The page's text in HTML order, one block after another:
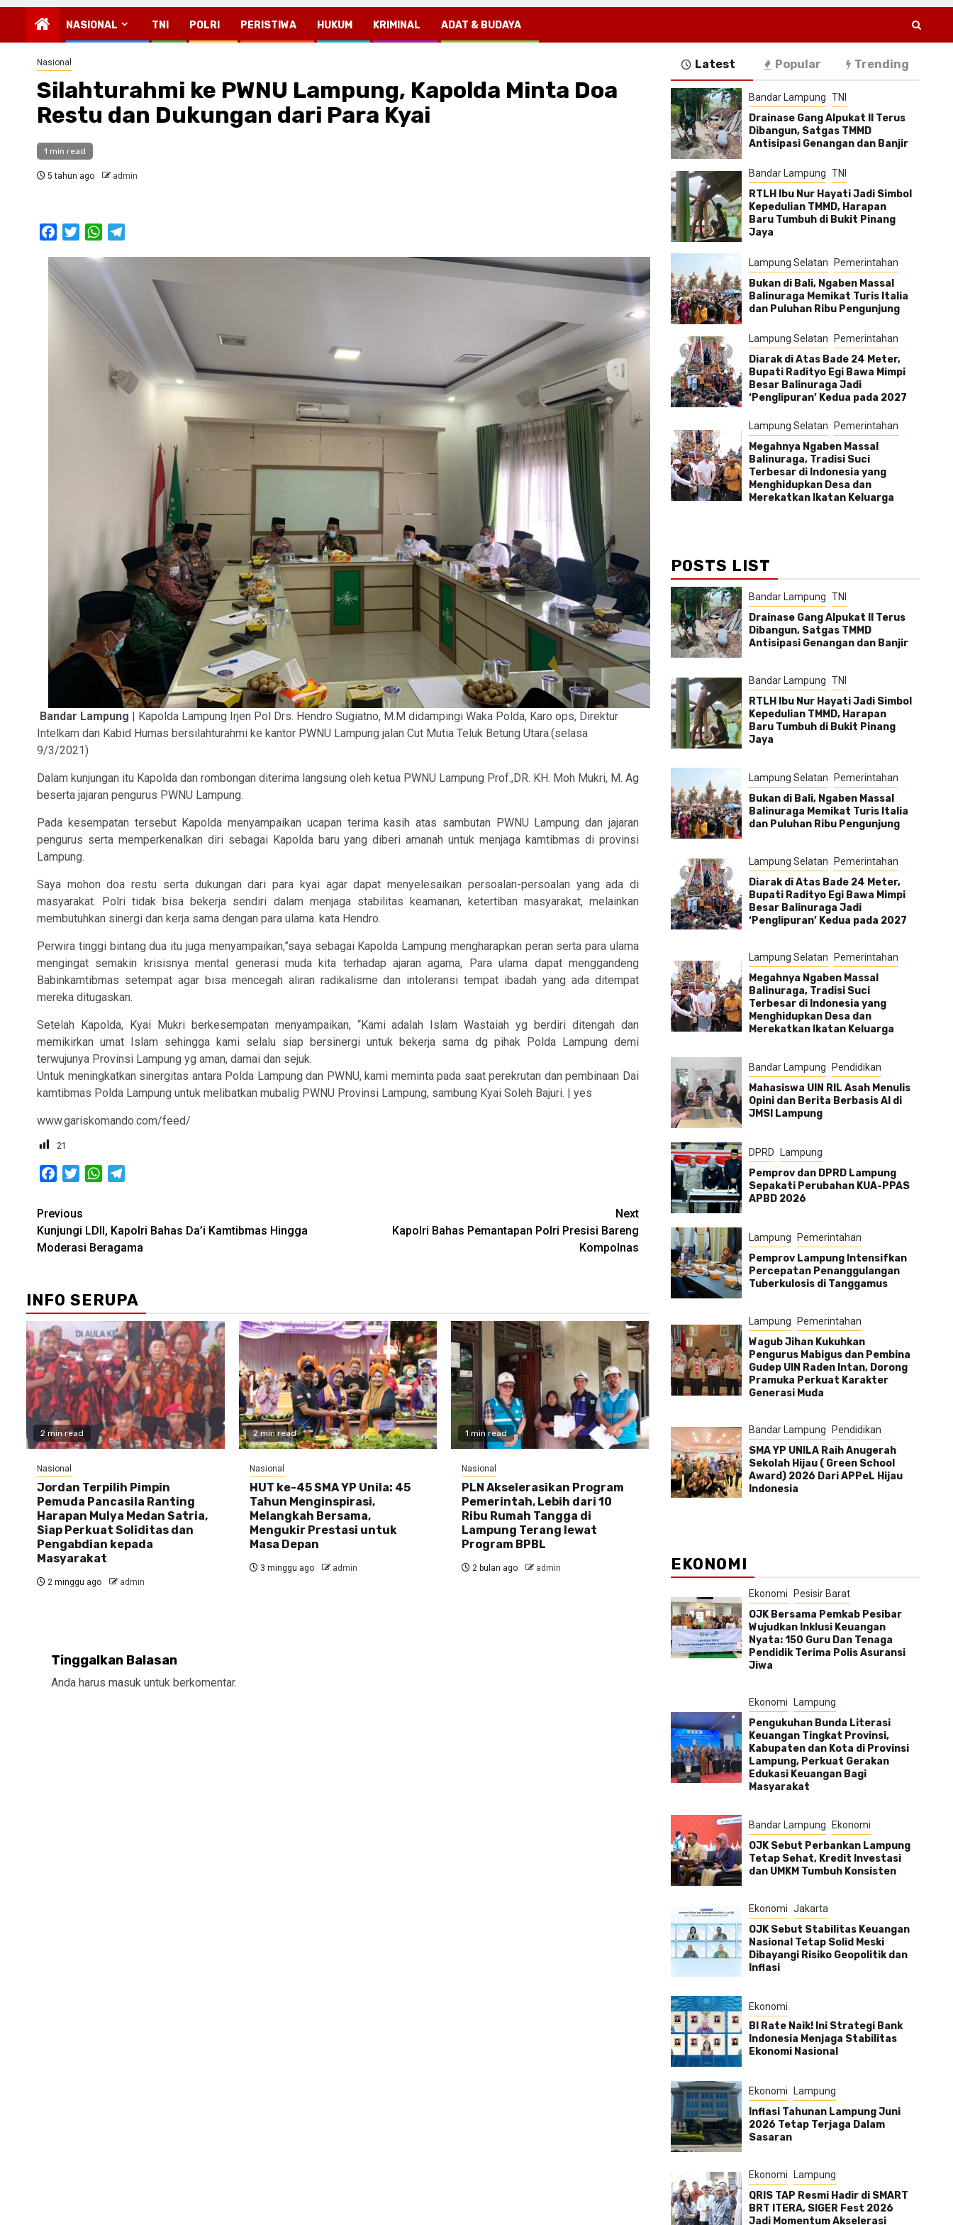
NASIONAL TNI POLRI PERISTIWA HUKUM KRIMINAL ADAT & BUDAYA
Nasional
Silahturahmi ke PWNU Lampung, Kapolda Minta Doa
Restu dan Dukungan dari Para Kyai
1 min read
5 tahun ago admin
FacebookTwitterWhatsApp
Bandar Lampung | Kapolda Lampung Irjen Pol Drs. Hendro Sugiatno, M.M didampingi Waka Polda, Karo ops, Direktur
Intelkam dan Kabid Humas bersilahturahmi ke kantor PWNU Lampung jalan Cut Mutia Teluk Betung Utara.(selasa
9/3/2021)
Dalam kunjungan itu Kapolda dan rombongan diterima langsung oleh ketua PWNU Lampung Prof.,DR. KH. Moh Mukri, M. Ag
beserta jajaran pengurus PWNU Lampung.
Pada kesempatan tersebut Kapolda menyampaikan ucapan terima kasih atas sambutan PWNU Lampung dan jajaran
pengurus serta memperkenalkan diri sebagai Kapolda baru yang diberi amanah untuk menjaga kamtibmas di provinsi
Lampung.
Saya mohon doa restu serta dukungan dari para kyai agar dapat menyelesaikan persoalan-persoalan yang ada di
masyarakat. Polri tidak bisa bekerja sendiri dalam menjaga stabilitas keamanan, ketertiban masyarakat, melainkan
membutuhkan sinergi dan kerja sama dengan para ulama. kata Hendro.
Perwira tinggi bintang dua itu juga menyampaikan,”saya sebagai Kapolda Lampung mengharapkan peran serta para ulama
mengingat semakin krisisnya mental generasi muda kita terhadap ajaran agama, Para ulama dapat menggandeng
Babinkamtibmas setempat agar bisa mencegah aliran radikalisme dan intoleransi tempat ibadah yang ada ditempat
mereka ditugaskan.
Setelah Kapolda, Kyai Mukri berkesempatan menyampaikan, “Kami adalah Islam Wastaiah yg berdiri ditengah dan
memikirkan umat Islam sehingga kami selalu siap bersinergi untuk bekerja sama dg pihak Polda Lampung demi
terwujunya Provinsi Lampung yg aman, damai dan sejuk.
Untuk meningkatkan sinergitas antara Polda Lampung dan PWNU, kami meminta pada saat perekrutan dan pembinaan Dai
kamtibmas Polda Lampung untuk melibatkan mubalig PWNU Provinsi Lampung, sambung Kyai Soleh Bajuri. | yes
www.gariskomando.com/feed/
21
FacebookTwitterWhatsApp
Post
navigation
Previous
Kunjungi LDII, Kapolri Bahas Da’i Kamtibmas Hingga
Moderasi Beragama
Next
Kapolri Bahas Pemantapan Polri Presisi Bareng
Kompolnas
INFO SERUPA
2 min read
Nasional
Jordan Terpilih Pimpin
Pemuda Pancasila Ranting
Harapan Mulya Medan Satria,
Siap Perkuat Soliditas dan
Pengabdian kepada
Masyarakat
2 minggu ago admin
2 min read
Nasional
HUT ke-45 SMA YP Unila: 45
Tahun Menginspirasi,
Melangkah Bersama,
Mengukir Prestasi untuk
Masa Depan
3 minggu ago admin
1 min read
Nasional
PLN Akselerasikan Program
Pemerintah, Lebih dari 10
Ribu Rumah Tangga di
Lampung Terang lewat
Program BPBL
2 bulan ago admin
Tinggalkan Balasan
Anda harus masuk untuk berkomentar.
Latest Popular Trending
Bandar Lampung TNI
Drainase Gang Alpukat II Terus
Dibangun, Satgas TMMD
Antisipasi Genangan dan Banjir
Bandar Lampung TNI
RTLH Ibu Nur Hayati Jadi Simbol
Kepedulian TMMD, Harapan
Baru Tumbuh di Bukit Pinang
Jaya
Lampung Selatan Pemerintahan
Bukan di Bali, Ngaben Massal
Balinuraga Memikat Turis Italia
dan Puluhan Ribu Pengunjung
Lampung Selatan Pemerintahan
Diarak di Atas Bade 24 Meter,
Bupati Radityo Egi Bawa Mimpi
Besar Balinuraga Jadi
‘Penglipuran’ Kedua pada 2027
Lampung Selatan Pemerintahan
Megahnya Ngaben Massal
Balinuraga, Tradisi Suci
Terbesar di Indonesia yang
Menghidupkan Desa dan
Merekatkan Ikatan Keluarga
POSTS LIST
Bandar Lampung TNI
Drainase Gang Alpukat II Terus
Dibangun, Satgas TMMD
Antisipasi Genangan dan Banjir
Bandar Lampung TNI
RTLH Ibu Nur Hayati Jadi Simbol
Kepedulian TMMD, Harapan
Baru Tumbuh di Bukit Pinang
Jaya
Lampung Selatan Pemerintahan
Bukan di Bali, Ngaben Massal
Balinuraga Memikat Turis Italia
dan Puluhan Ribu Pengunjung
Lampung Selatan Pemerintahan
Diarak di Atas Bade 24 Meter,
Bupati Radityo Egi Bawa Mimpi
Besar Balinuraga Jadi
‘Penglipuran’ Kedua pada 2027
Lampung Selatan Pemerintahan
Megahnya Ngaben Massal
Balinuraga, Tradisi Suci
Terbesar di Indonesia yang
Menghidupkan Desa dan
Merekatkan Ikatan Keluarga
Bandar Lampung Pendidikan
Mahasiswa UIN RIL Asah Menulis
Opini dan Berita Berbasis AI di
JMSI Lampung
DPRD Lampung
Pemprov dan DPRD Lampung
Sepakati Perubahan KUA-PPAS
APBD 2026
Lampung Pemerintahan
Pemprov Lampung Intensifkan
Percepatan Penanggulangan
Tuberkulosis di Tanggamus
Lampung Pemerintahan
Wagub Jihan Kukuhkan
Pengurus Mabigus dan Pembina
Gudep UIN Raden Intan, Dorong
Pramuka Perkuat Karakter
Generasi Muda
Bandar Lampung Pendidikan
SMA YP UNILA Raih Anugerah
Sekolah Hijau ( Green School
Award) 2026 Dari APPeL Hijau
Indonesia
EKONOMI
Ekonomi Pesisir Barat
OJK Bersama Pemkab Pesibar
Wujudkan Inklusi Keuangan
Nyata: 150 Guru Dan Tenaga
Pendidik Terima Polis Asuransi
Jiwa
Ekonomi Lampung
Pengukuhan Bunda Literasi
Keuangan Tingkat Provinsi,
Kabupaten dan Kota di Provinsi
Lampung, Perkuat Gerakan
Edukasi Keuangan Bagi
Masyarakat
Bandar Lampung Ekonomi
OJK Sebut Perbankan Lampung
Tetap Sehat, Kredit Investasi
dan UMKM Tumbuh Konsisten
Ekonomi Jakarta
OJK Sebut Stabilitas Keuangan
Nasional Tetap Solid Meski
Dibayangi Risiko Geopolitik dan
Inflasi
Ekonomi
BI Rate Naik! Ini Strategi Bank
Indonesia Menjaga Stabilitas
Ekonomi Nasional
Ekonomi Lampung
Inflasi Tahunan Lampung Juni
2026 Tetap Terjaga Dalam
Sasaran
Ekonomi Lampung
QRIS TAP Resmi Hadir di SMART
BRT ITERA, SIGER Fest 2026
Jadi Momentum Akselerasi